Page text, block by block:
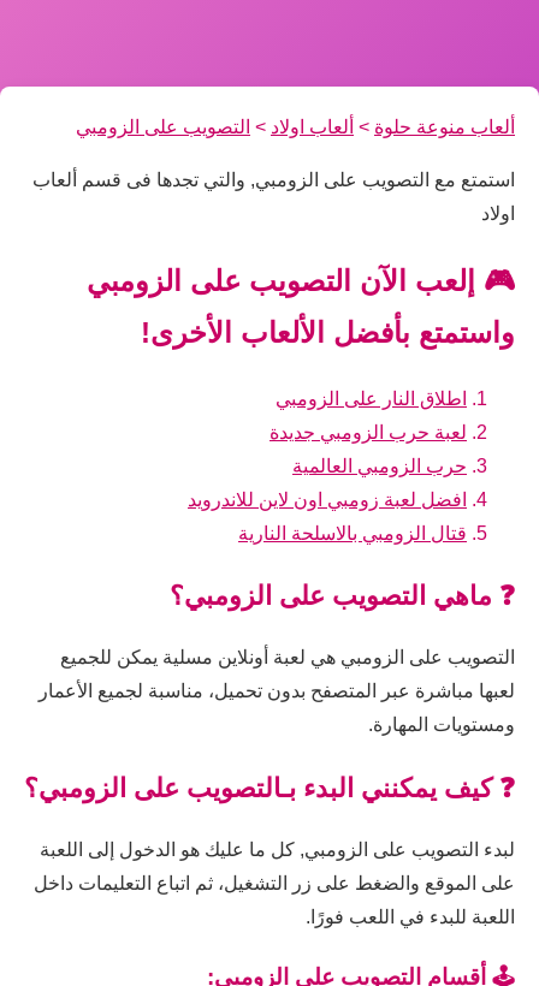
ألعاب منوعة حلوة > ألعاب اولاد > التصويب على الزومبي
استمتع مع التصويب على الزومبي, والتي تجدها فى قسم ألعاب
اولاد
🎮 إلعب الآن التصويب على الزومبي
واستمتع بأفضل الألعاب الأخرى!
اطلاق النار على الزومبي
لعبة حرب الزومبي جديدة
حرب الزومبي العالمية
افضل لعبة زومبي اون لاين للاندرويد
قتال الزومبي بالاسلحة النارية
❓ ماهي التصويب على الزومبي؟
التصويب على الزومبي هي لعبة أونلاين مسلية يمكن للجميع
لعبها مباشرة عبر المتصفح بدون تحميل، مناسبة لجميع الأعمار
ومستويات المهارة.
❓ كيف يمكنني البدء بـالتصويب على الزومبي؟
لبدء التصويب على الزومبي, كل ما عليك هو الدخول إلى اللعبة
على الموقع والضغط على زر التشغيل، ثم اتباع التعليمات داخل
اللعبة للبدء في اللعب فورًا.
🕹️ أقسام التصويب على الزومبي: